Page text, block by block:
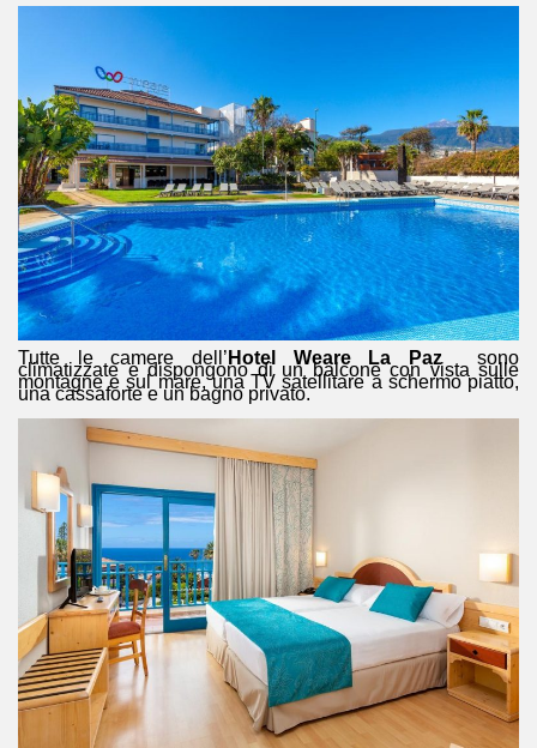
Tutte le camere dell’ Hotel Weare La Pazsono
climatizzate e dispongono di un balcone con vista sulle
montagne e sul mare, una TV satellitare a schermo piatto,
una cassaforte e un bagno privato.